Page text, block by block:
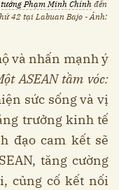
Phạm Minh Chínhđến
42 tại Labuan Bajo - Ảnh:
và nhấn mạnh ý
ASEAN tầm vóc:
sức sống và vị
trưởng kinh tế
đạo cam kết sẽ
tăng cường
củng cố kết nối